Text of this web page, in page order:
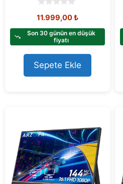
o
t
f
5
11.999,00₺
Son 30 günün en düşük
fiyatı
Sepete Ekle